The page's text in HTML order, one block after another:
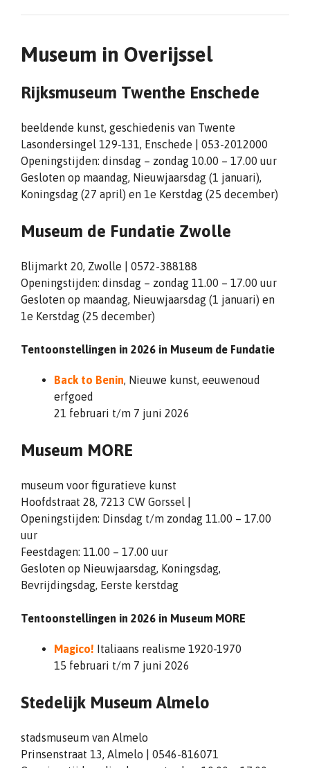
Museum in Overijssel
Rijksmuseum Twenthe Enschede
beeldende kunst, geschiedenis van Twente
Lasondersingel 129-131, Enschede | 053-2012000
Openingstijden: dinsdag – zondag 10.00 – 17.00 uur
Gesloten op maandag, Nieuwjaarsdag (1 januari),
Koningsdag (27 april) en 1e Kerstdag (25 december)
Museum de Fundatie Zwolle
Blijmarkt 20, Zwolle | 0572-388188
Openingstijden: dinsdag – zondag 11.00 – 17.00 uur
Gesloten op maandag, Nieuwjaarsdag (1 januari) en
1e Kerstdag (25 december)
Tentoonstellingen in 2026 in Museum de Fundatie
Back to Benin, Nieuwe kunst, eeuwenoud
erfgoed
21 februari t/m 7 juni 2026
Museum MORE
museum voor figuratieve kunst
Hoofdstraat 28, 7213 CW Gorssel |
Openingstijden: Dinsdag t/m zondag 11.00 – 17.00
uur
Feestdagen: 11.00 – 17.00 uur
Gesloten op Nieuwjaarsdag, Koningsdag,
Bevrijdingsdag, Eerste kerstdag
Tentoonstellingen in 2026 in Museum MORE
Magico! Italiaans realisme 1920-1970
15 februari t/m 7 juni 2026
Stedelijk Museum Almelo
stadsmuseum van Almelo
Prinsenstraat 13, Almelo | 0546-816071